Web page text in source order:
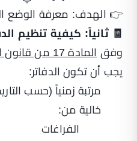
👉 الهدف: معرفة الوضع
🧾 ثانياً: كيفية تنظيم
وفق
المادة 17 من قانون التجارة
يجب أن تكون الدفاتر:
مرتبة زمنياً (حسب
خالية من:
الفراغات